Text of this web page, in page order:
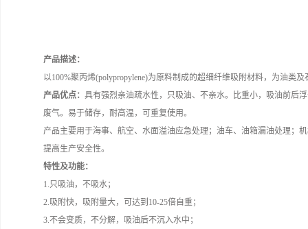
产品描述：
以100%聚丙烯(polypropylene)为原料制成的超细纤维吸附材料，为油类
产品优点： 具有强烈亲油疏水性，只吸油、不亲水。比重小，吸油前后
废气。易于储存，耐高温，可重复使用。
产品主要用于海事、航空、水面溢油应急处理；油车、油箱漏油处理；
提高生产安全性。
特性及功能：
1.只吸油，不吸水；
2.吸附快，吸附量大，可达到10-25倍自重；
3.不会变质，不分解，吸油后不沉入水中；